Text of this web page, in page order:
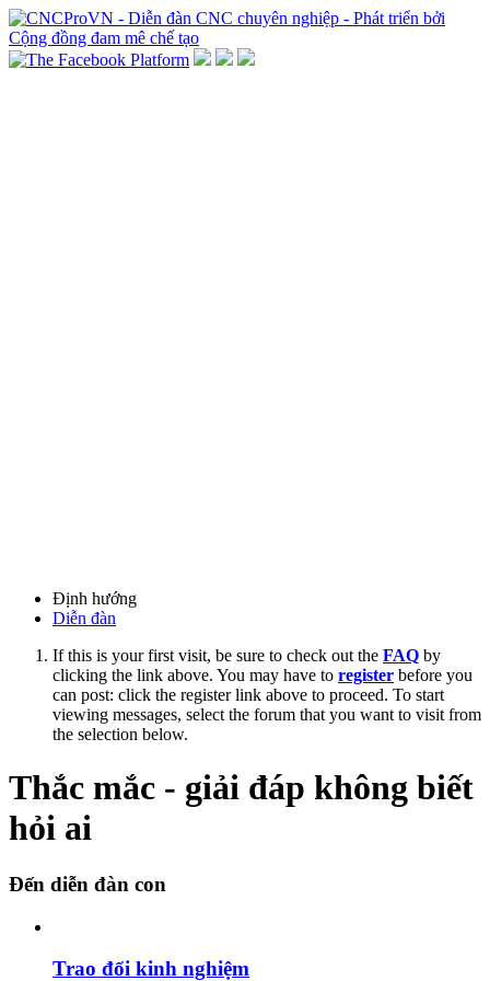
Định hướng
Diễn đàn
If this is your first visit, be sure to check out the FAQ by
clicking the link above. You may have to register before you
can post: click the register link above to proceed. To start
viewing messages, select the forum that you want to visit from
the selection below.
Thắc mắc - giải đáp không biết
hỏi ai
Đến diễn đàn con
Trao đổi kinh nghiệm